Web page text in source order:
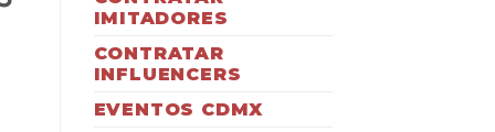
IMITADORES
CONTRATAR
INFLUENCERS
EVENTOS CDMX